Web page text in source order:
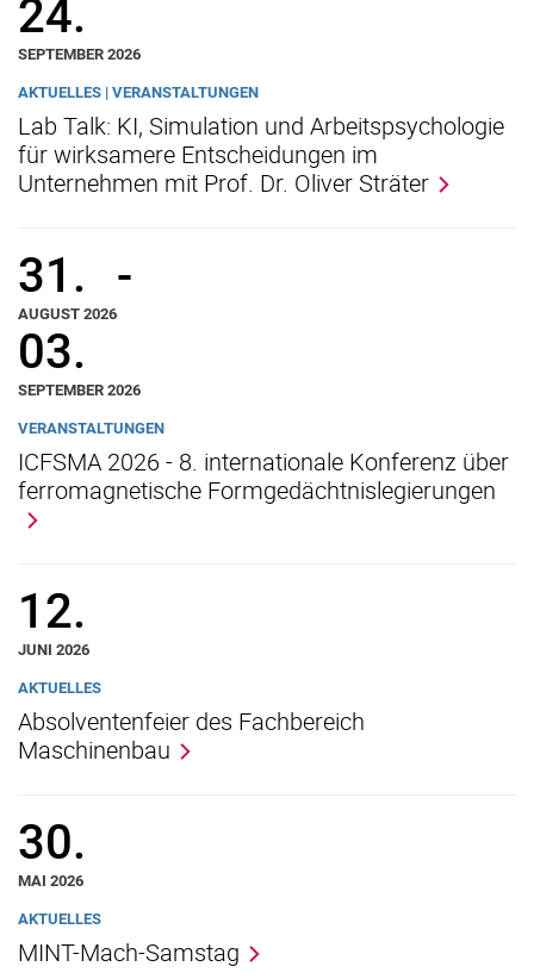
Stellenangebote
Shop
Mediathek
Suche
24.
SEPTEMBER 2026
AKTUELLES | VERANSTALTUNGEN
Lab Talk: KI, Simulation und Arbeitspsychologie
für wirksamere Entscheidungen im
Unternehmen mit Prof. Dr. Oliver Sträter
31.
AUGUST 2026
-
03.
SEPTEMBER 2026
VERANSTALTUNGEN
ICFSMA 2026 - 8. internationale Konferenz über
ferromagnetische Formgedächtnislegierungen
12.
JUNI 2026
AKTUELLES
Absolventenfeier des Fachbereich
Maschinenbau
30.
MAI 2026
AKTUELLES
MINT-Mach-Samstag